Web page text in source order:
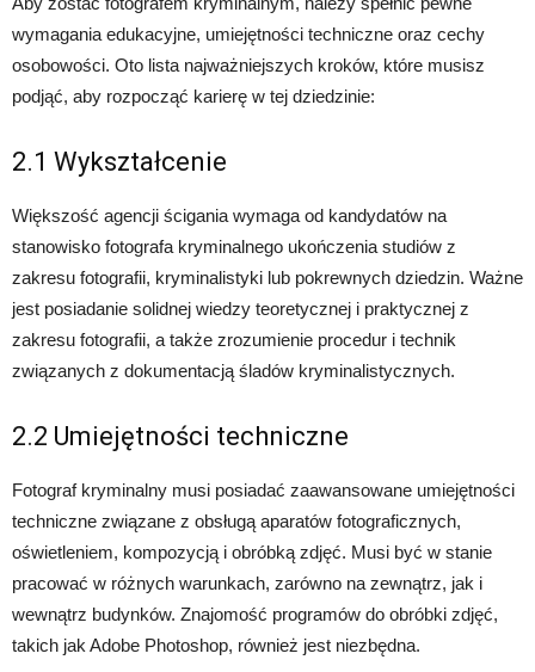
wymagania edukacyjne, umiejętności techniczne oraz cechy
osobowości. Oto lista najważniejszych kroków, które musisz
podjąć, aby rozpocząć karierę w tej dziedzinie:
2.1 Wykształcenie
Większość agencji ścigania wymaga od kandydatów na
stanowisko fotografa kryminalnego ukończenia studiów z
zakresu fotografii, kryminalistyki lub pokrewnych dziedzin. Ważne
jest posiadanie solidnej wiedzy teoretycznej i praktycznej z
zakresu fotografii, a także zrozumienie procedur i technik
związanych z dokumentacją śladów kryminalistycznych.
2.2 Umiejętności techniczne
Fotograf kryminalny musi posiadać zaawansowane umiejętności
techniczne związane z obsługą aparatów fotograficznych,
oświetleniem, kompozycją i obróbką zdjęć. Musi być w stanie
pracować w różnych warunkach, zarówno na zewnątrz, jak i
wewnątrz budynków. Znajomość programów do obróbki zdjęć,
takich jak Adobe Photoshop, również jest niezbędna.